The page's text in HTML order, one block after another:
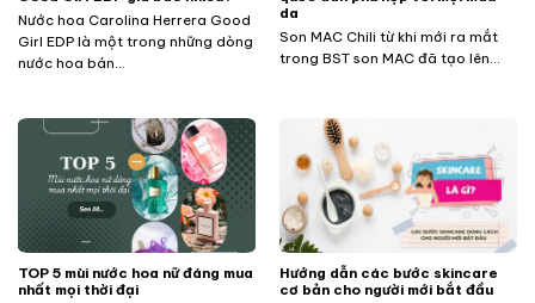
Nước hoa Carolina Herrera Good
Girl EDP là một trong những dòng
nước hoa bán...
da
Son MAC Chili từ khi mới ra mắt
trong BST son MAC đã tạo lên...
TOP 5 mùi nước hoa nữ đáng mua
nhất mọi thời đại
Hướng dẫn các bước skincare
cơ bản cho người mới bắt đầu